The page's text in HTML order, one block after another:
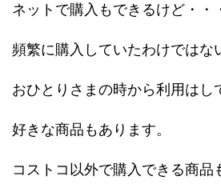
ネットで購入もできるけど・・
頻繁に購入していたわけではな
おひとりさまの時から利用はし
好きな商品もあります。
コストコ以外で購入できる商品